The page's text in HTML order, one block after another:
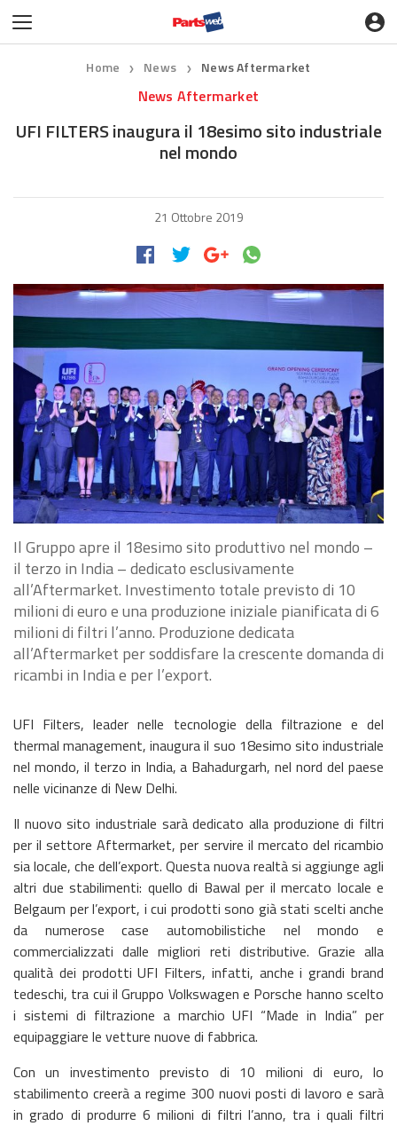
Home ❯ News ❯ News Aftermarket
News Aftermarket
UFI FILTERS inaugura il 18esimo sito industriale
nel mondo
21 Ottobre 2019
Il Gruppo apre il 18esimo sito produttivo nel mondo –
il terzo in India – dedicato esclusivamente
all’Aftermarket. Investimento totale previsto di 10
milioni di euro e una produzione iniziale pianificata di 6
milioni di filtri l’anno. Produzione dedicata
all’Aftermarket per soddisfare la crescente domanda di
ricambi in India e per l’export.
UFI Filters, leader nelle tecnologie della filtrazione e del
thermal management, inaugura il suo 18esimo sito industriale
nel mondo, il terzo in India, a Bahadurgarh, nel nord del paese
nelle vicinanze di New Delhi.
Il nuovo sito industriale sarà dedicato alla produzione di filtri
per il settore Aftermarket, per servire il mercato del ricambio
sia locale, che dell’export. Questa nuova realtà si aggiunge agli
altri due stabilimenti: quello di Bawal per il mercato locale e
Belgaum per l’export, i cui prodotti sono già stati scelti anche
da numerose case automobilistiche nel mondo e
commercializzati dalle migliori reti distributive. Grazie alla
qualità dei prodotti UFI Filters, infatti, anche i grandi brand
tedeschi, tra cui il Gruppo Volkswagen e Porsche hanno scelto
i sistemi di filtrazione a marchio UFI “Made in India” per
equipaggiare le vetture nuove di fabbrica.
Con un investimento previsto di 10 milioni di euro, lo
stabilimento creerà a regime 300 nuovi posti di lavoro e sarà
in grado di produrre 6 milioni di filtri l’anno, tra i quali filtri